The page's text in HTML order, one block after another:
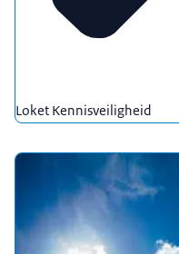
Loket Kennisveiligheid